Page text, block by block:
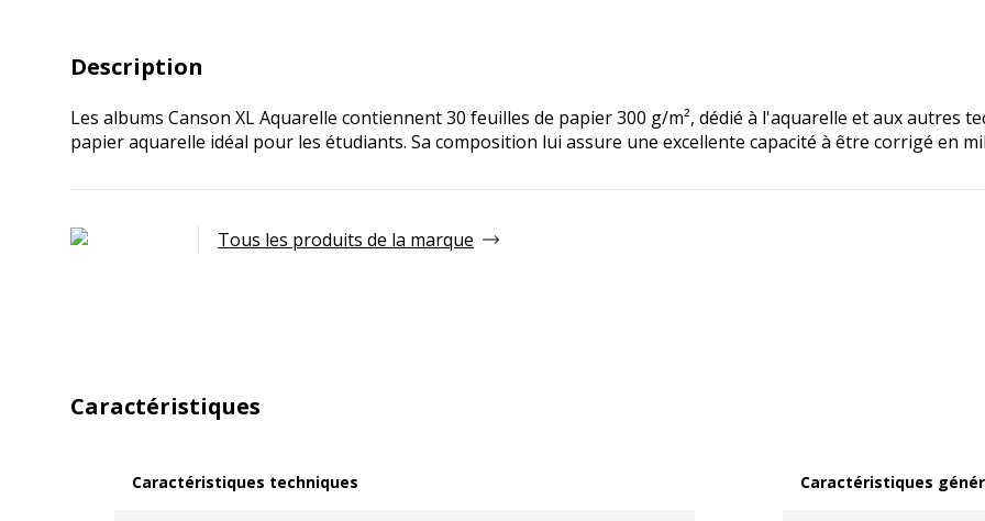
Description
Les albums Canson XL Aquarelle contiennent 30 feuilles de papier 300 g/m², dédié à l'aquarelle et aux autres
papier aquarelle idéal pour les étudiants. Sa composition lui assure une excellente capacité à être corrigé en
Tous les produits de la marque
Caractéristiques
Caractéristiques techniques Caractéristiques